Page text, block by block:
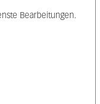
Bearbeitungen.